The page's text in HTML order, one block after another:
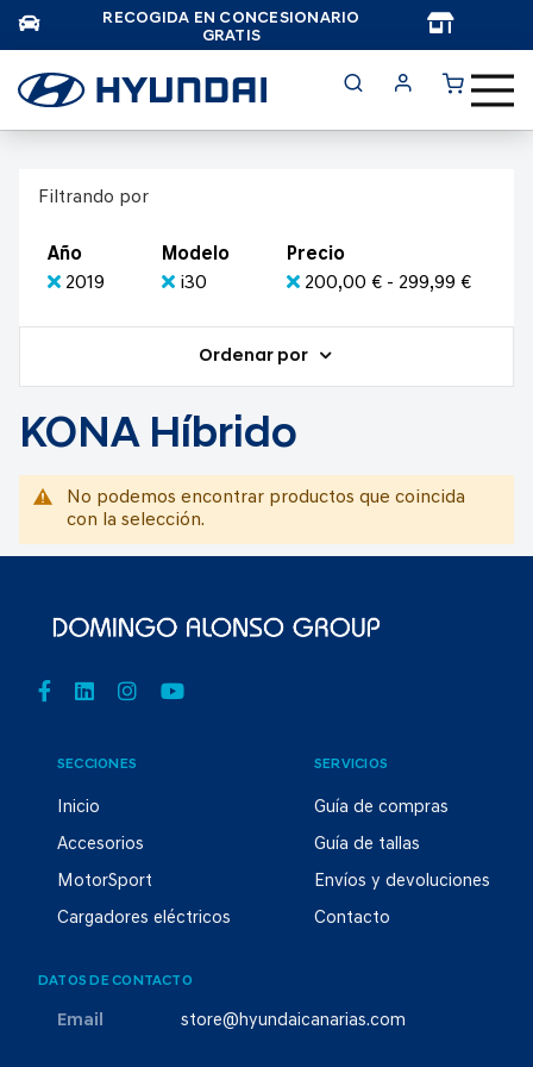
RECOGIDA EN CONCESIONARIO
GRATIS
Filtrando por
Año
2019
Modelo
i30
Precio
200,00 € - 299,99 €
Ordenar por
KONA Híbrido
No podemos encontrar productos que coincida
con la selección.
SECCIONES
Inicio
Accesorios
MotorSport
Cargadores eléctricos
SERVICIOS
Guía de compras
Guía de tallas
Envíos y devoluciones
Contacto
DATOS DE CONTACTO
Email store@hyundaicanarias.com